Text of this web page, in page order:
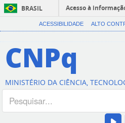
BRASIL
Acesso à
ACESSIBILIDADE ALTO
CNPq
MINISTÉRIO DA CIÊNCIA,